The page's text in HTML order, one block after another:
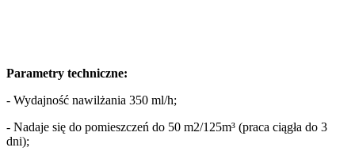
Parametry techniczne:
- Wydajność nawilżania 350 ml/h;
- Nadaje się do pomieszczeń do 50 m2/125m³ (praca ciągła do 3
dni);